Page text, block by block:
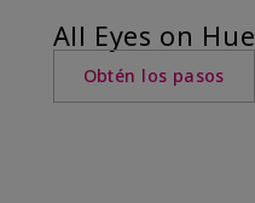
All Eyes on Hue
Obtén los pasos